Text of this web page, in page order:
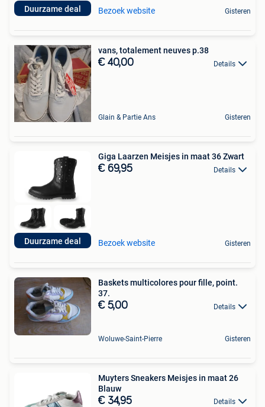
Duurzame deal Bezoek website Gisteren
vans, totalement neuves p.38
€ 40,00 Details
Glain & Partie Ans Gisteren
Duurzame deal
Giga Laarzen Meisjes in maat 36 Zwart
€ 69,95 Details
Bezoek website Gisteren
Baskets multicolores pour fille, point.
37.
€ 5,00 Details
Woluwe-Saint-Pierre Gisteren
Muyters Sneakers Meisjes in maat 26
Blauw
€ 34,95 Details